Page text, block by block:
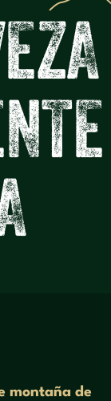
EZA
NTE
montaña de